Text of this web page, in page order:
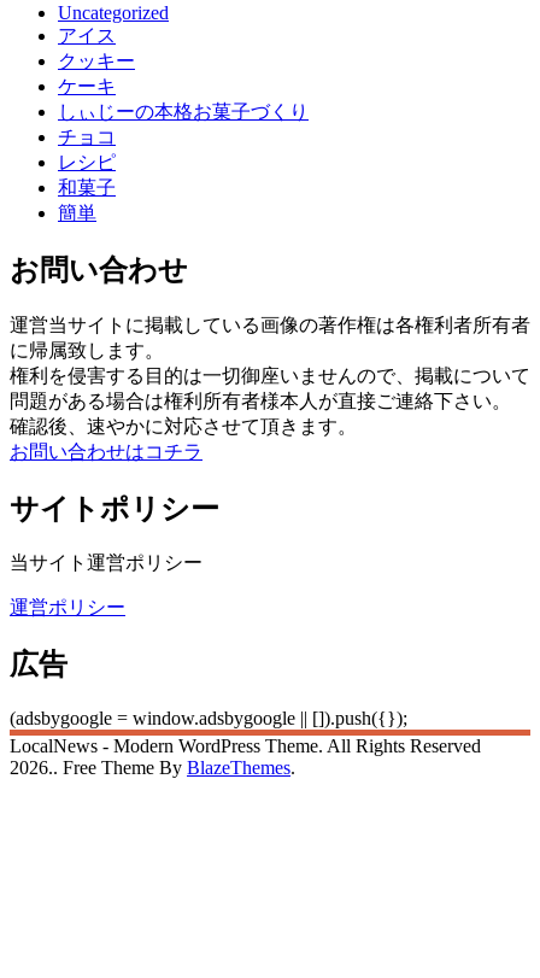
Uncategorized
アイス
クッキー
ケーキ
しぃじーの本格お菓子づくり
チョコ
レシピ
和菓子
簡単
お問い合わせ
運営当サイトに掲載している画像の著作権は各権利者所有者
に帰属致します。
権利を侵害する目的は一切御座いませんので、掲載について
問題がある場合は権利所有者様本人が直接ご連絡下さい。
確認後、速やかに対応させて頂きます。
お問い合わせはコチラ
サイトポリシー
当サイト運営ポリシー
運営ポリシー
広告
(adsbygoogle = window.adsbygoogle || []).push({});
LocalNews - Modern WordPress Theme. All Rights Reserved
2026.. Free Theme By BlazeThemes.